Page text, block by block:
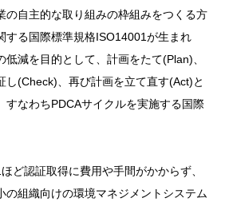
の自主的な取り組みの枠組みをつくる方
する国際標準規格ISO14001が生まれ
減を目的として、計画をたて(Plan)、
し(Check)、再び計画を立て直す(Act)と
すなわちPDCAサイクルを実施する国際
証取得に費用や手間がかからず、
の組織向けの環境マネジメントシステム